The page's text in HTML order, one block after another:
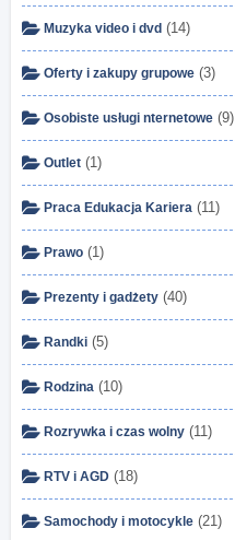
Muzyka video i dvd (14)
Oferty i zakupy grupowe (3)
Osobiste usługi nternetowe (9)
Outlet (1)
Praca Edukacja Kariera (11)
Prawo (1)
Prezenty i gadżety (40)
Randki (5)
Rodzina (10)
Rozrywka i czas wolny (11)
RTV i AGD (18)
Samochody i motocykle (21)